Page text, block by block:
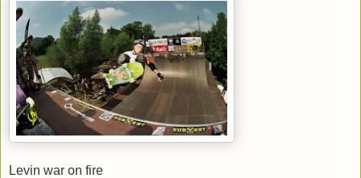
Levin war on fire